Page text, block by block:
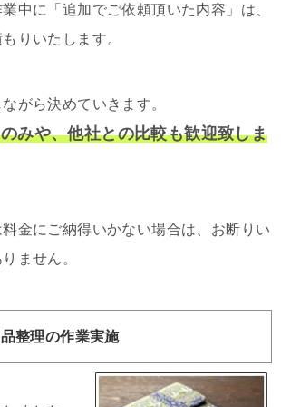
中に「追加でご依頼頂いた内容」は、
りいたします。
がら決めていきます。
みや、他社との比較も歓迎致しま
金にご納得いかない場合は、お断りい
ません。
整理の作業実施